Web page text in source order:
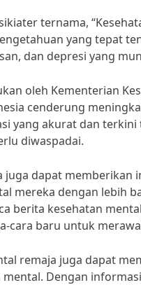
ternama,
yang tepat
dan depresi yang
oleh Kementerian
cenderung
yang akurat dan
diwaspadai.
juga dapat
mereka dengan lebih
berita kesehatan
cara baru untuk
remaja juga dapat
Dengan